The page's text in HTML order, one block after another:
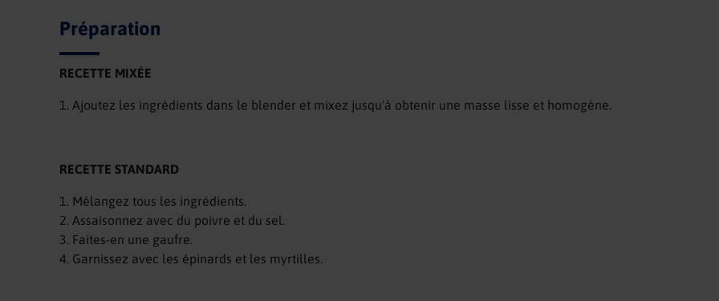
Préparation
RECETTE MIXÉE
1. Ajoutez les ingrédients dans le blender et mixez jusqu'à obtenir une masse lisse et homogène.
RECETTE STANDARD
1. Mélangez tous les ingrédients.
2. Assaisonnez avec du poivre et du sel.
3. Faites-en une gaufre.
4. Garnissez avec les épinards et les myrtilles.